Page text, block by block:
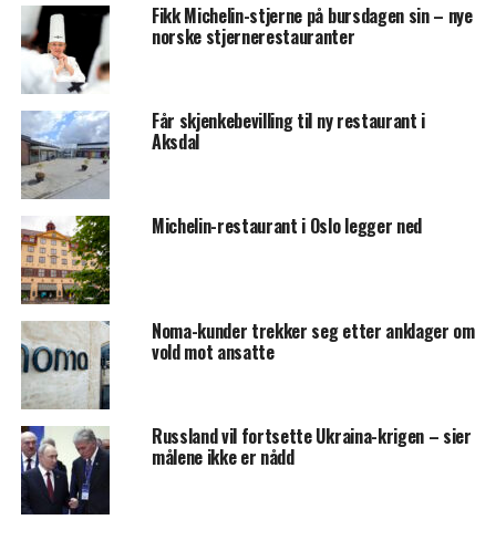
Fikk Michelin-stjerne på bursdagen sin – nye
norske stjernerestauranter
Får skjenkebevilling til ny restaurant i
Aksdal
Michelin-restaurant i Oslo legger ned
Noma-kunder trekker seg etter anklager om
vold mot ansatte
Russland vil fortsette Ukraina-krigen – sier
målene ikke er nådd